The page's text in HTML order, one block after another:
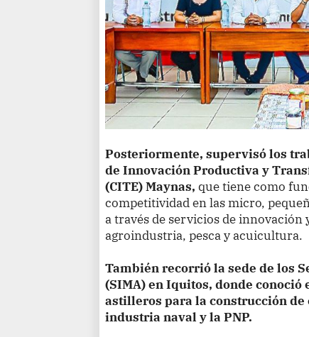
Posteriormente, supervisó los
de Innovación Productiva y
(CITE) Maynas,que tiene como
competitividad en las micro,
a través de servicios de
agroindustria, pesca y acuicultura.
También recorrió la sede de los
(SIMA) en Iquitos, donde
astilleros para la construcción
industria naval y la PNP.